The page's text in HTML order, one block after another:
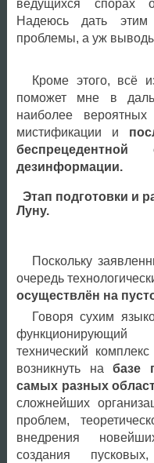
ведущихся спорах
Надеюсь дать этим
проблемы, а уж
Кроме этого, всё
поможет мне в
наиболее вероятных
мистификации и
дезинформации.
Этап подготовки и
Луну.
Поскольку
очередь
осуществлён на
Говоря сухим
функционирующий
технический
возникнуть набазе
самых разных
сложнейших
проблем,
внедрения
создания